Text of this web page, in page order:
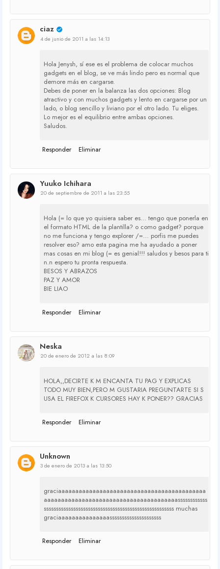
ciaz
4 de junio de 2011 a las 14:13
Hola Jenysh, sí ese es el problema de colocar muchos
gadgets en el blog, se ve más lindo pero es normal que
demore más en cargarse.
Debes de poner en la balanza las dos opciones: Blog
atractivo y con muchos gadgets y lento en cargarse por un
lado, o blog sencillo y liviano por el otro lado. Tu eliges.
Lo mejor es el equilibrio entre ambas opciones.
Saludos.
Responder Eliminar
Yuuko Ichihara
20 de septiembre de 2011 a las 23:55
Hola (= lo que yo quisiera saber es... tengo que ponerla en
el formato HTML de la plantilla? o como gadget? porque
no me funciona y tengo explorer /=... porfis me puedes
resolver eso? amo esta pagina me ha ayudado a poner
mas cosas en mi blog (= es genial!!! saludos y besos para ti
n.n espero tu pronta respuesta.
BESOS Y ABRAZOS
PAZ Y AMOR
BIE LIAO
Responder Eliminar
Neska
20 de enero de 2012 a las 8:09
HOLA,,DECIRTE K M ENCANTA TU PAG Y EXPLICAS
TODO MUY BIEN,PERO M GUSTARIA PREGUNTARTE SI S
USA EL FIREFOX K CURSORES HAY K PONER?? GRACIAS
Responder Eliminar
Unknown
3 de enero de 2013 a las 13:50
graciaaaaaaaaaaaaaaaaaaaaaaaaaaaaaaaaaaaaaaaaaaa
aaaaaaaaaaaaaaaaaaaaaaaaaaaaaaaaaaaaaaassssssssssss
sssssssssssssssssssssssssssssssssssssssssssssssssssss muchas
graciaaaaaaaaaaaaaaasssssssssssssssssssss
Responder Eliminar